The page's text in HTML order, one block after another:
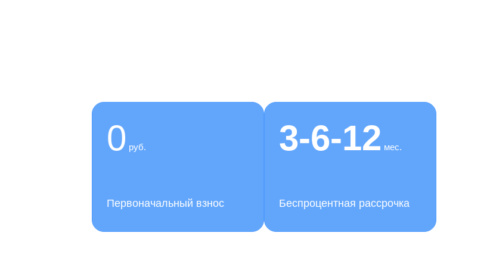
0 руб.
Первоначальный взнос
3-6-12 мес.
Беспроцентная рассрочка